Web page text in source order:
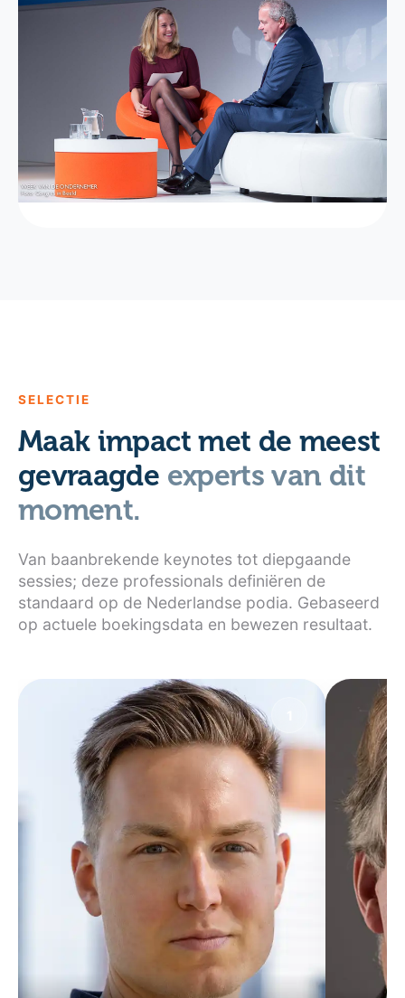
SELECTIE
Maak impact met de meest
gevraagde experts van dit
moment.
Van baanbrekende keynotes tot diepgaande
sessies; deze professionals definiëren de
standaard op de Nederlandse podia. Gebaseerd
op actuele boekingsdata en bewezen resultaat.